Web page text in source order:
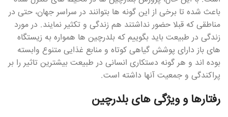
باعث شده تا برخی از این گونه ها بتوانند در سراسر جهان، حتی در
مناطقی که قبلا حضور نداشتند هم زندگی و تکثیر نمایند. در مورد
زندگی در طبیعت باید بگوییم که بلدرچین ها همواره به زیستگاه
های باز دارای پوشش گیاهی کوتاه و منابع غذایی متنوع وابسته
بوده اند و هر گونه دستکاری انسانی در طبیعت بیشترین تاثیر را بر
پراکندگی و جمعیت آنها داشته است.
رفتارها و ویژگی های بلدرچین